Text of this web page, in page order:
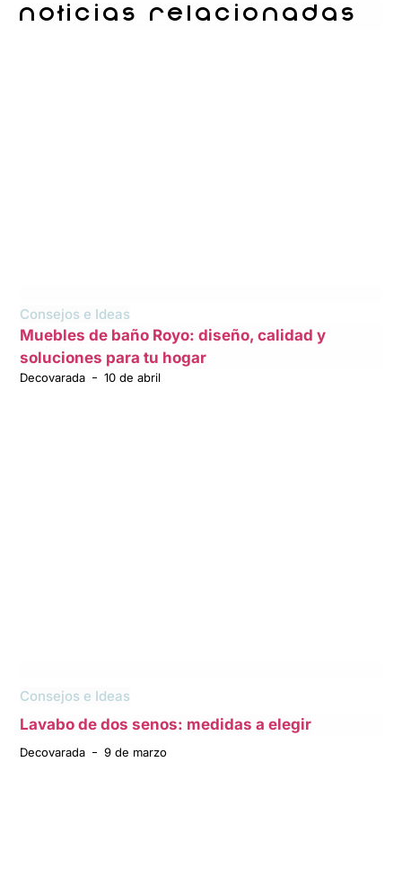
Noticias relacionadas
Consejos e Ideas
Muebles de baño Royo: diseño, calidad y
soluciones para tu hogar
Decovarada 10 de abril
Consejos e Ideas
Lavabo de dos senos: medidas a elegir
Decovarada 9 de marzo